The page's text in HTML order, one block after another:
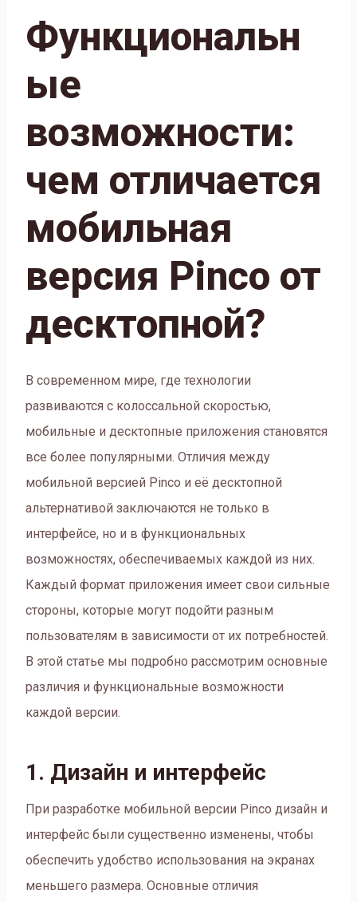
Функциональн
ые
возможности:
чем отличается
мобильная
версия Pinco от
десктопной?
В современном мире, где технологии
развиваются с колоссальной скоростью,
мобильные и десктопные приложения становятся
все более популярными. Отличия между
мобильной версией Pinco и её десктопной
альтернативой заключаются не только в
интерфейсе, но и в функциональных
возможностях, обеспечиваемых каждой из них.
Каждый формат приложения имеет свои сильные
стороны, которые могут подойти разным
пользователям в зависимости от их потребностей.
В этой статье мы подробно рассмотрим основные
различия и функциональные возможности
каждой версии.
1. Дизайн и интерфейс
При разработке мобильной версии Pinco дизайн и
интерфейс были существенно изменены, чтобы
обеспечить удобство использования на экранах
меньшего размера. Основные отличия